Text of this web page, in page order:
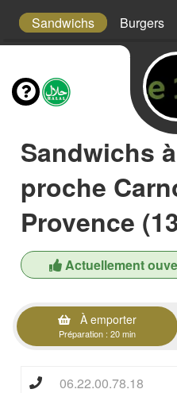
Sandwichs Burgers
Sandwichs
proche
Provence
Actuellement
À emporter
Préparation : 20 min
06.22.00.78.18